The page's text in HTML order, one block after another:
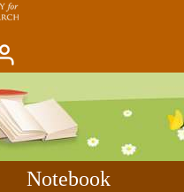
Notebook